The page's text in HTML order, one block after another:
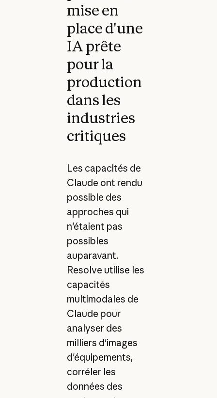
mise en
place d'une
IA prête
pour la
production
dans les
industries
critiques
Les capacités de
Claude ont rendu
possible des
approches qui
n'étaient pas
possibles
auparavant.
Resolve utilise les
capacités
multimodales de
Claude pour
analyser des
milliers d'images
d'équipements,
corréler les
données des